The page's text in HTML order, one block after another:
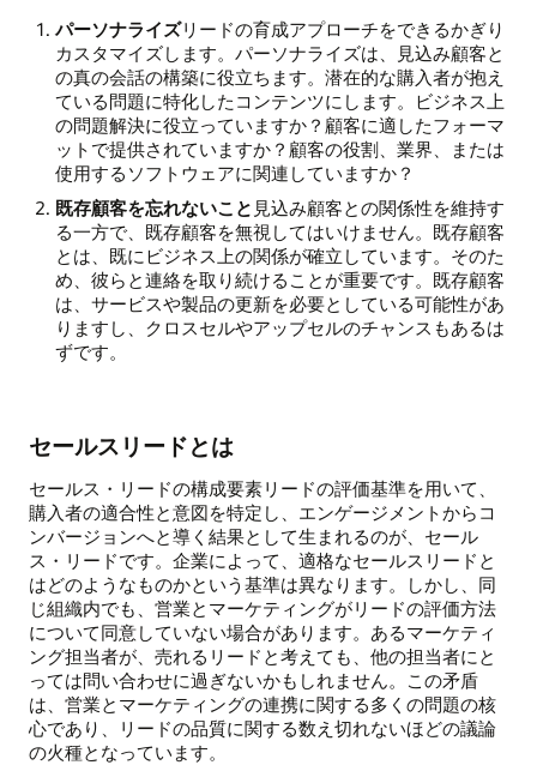
パーソナライズリードの育成アプローチをできるかぎり
カスタマイズします。パーソナライズは、見込み顧客と
の真の会話の構築に役立ちます。潜在的な購入者が抱え
ている問題に特化したコンテンツにします。ビジネス上
の問題解決に役立っていますか？顧客に適したフォーマ
ットで提供されていますか？顧客の役割、業界、または
使用するソフトウェアに関連していますか？
既存顧客を忘れないこと 見込み顧客との関係性を維持す
る一方で、既存顧客を無視してはいけません。既存顧客
とは、既にビジネス上の関係が確立しています。そのた
め、彼らと連絡を取り続けることが重要です。既存顧客
は、サービスや製品の更新を必要としている可能性があ
りますし、クロスセルやアップセルのチャンスもあるは
ずです。
セールスリードとは
セールス・リードの構成要素リードの評価基準を用いて、
購入者の適合性と意図を特定し、エンゲージメントからコ
ンバージョンへと導く結果として生まれるのが、セール
ス・リードです。企業によって、適格なセールスリードと
はどのようなものかという基準は異なります。しかし、同
じ組織内でも、営業とマーケティングがリードの評価方法
について同意していない場合があります。あるマーケティ
ング担当者が、売れるリードと考えても、他の担当者にと
っては問い合わせに過ぎないかもしれません。この矛盾
は、営業とマーケティングの連携に関する多くの問題の核
心であり、リードの品質に関する数え切れないほどの議論
の火種となっています。